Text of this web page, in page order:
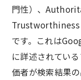
門性）、
Trustworthiness
です。これは
に詳述されてい
価者が検索結果